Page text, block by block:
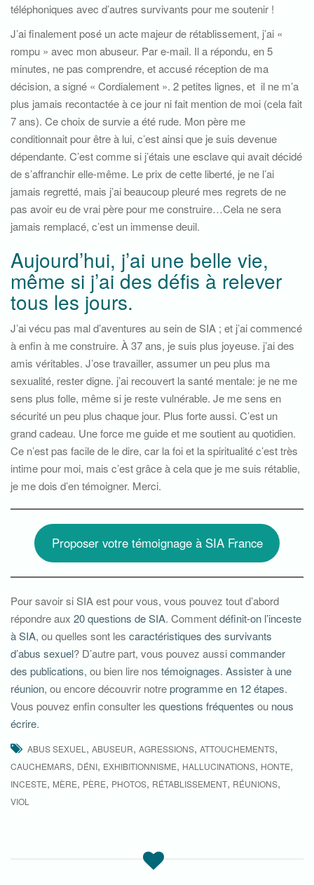
téléphoniques avec d’autres survivants pour me soutenir !
J’ai finalement posé un acte majeur de rétablissement, j’ai «
rompu » avec mon abuseur. Par e-mail. Il a répondu, en 5
minutes, ne pas comprendre, et accusé réception de ma
décision, a signé « Cordialement ». 2 petites lignes, et il ne m’a
plus jamais recontactée à ce jour ni fait mention de moi (cela fait
7 ans). Ce choix de survie a été rude. Mon père me
conditionnait pour être à lui, c’est ainsi que je suis devenue
dépendante. C’est comme si j’étais une esclave qui avait décidé
de s’affranchir elle-même. Le prix de cette liberté, je ne l’ai
jamais regretté, mais j’ai beaucoup pleuré mes regrets de ne
pas avoir eu de vrai père pour me construire…Cela ne sera
jamais remplacé, c’est un immense deuil.
Aujourd’hui, j’ai une belle vie,
même si j’ai des défis à relever
tous les jours.
J’ai vécu pas mal d’aventures au sein de SIA ; et j’ai commencé
à enfin à me construire. À 37 ans, je suis plus joyeuse. j’ai des
amis véritables. J’ose travailler, assumer un peu plus ma
sexualité, rester digne. j’ai recouvert la santé mentale: je ne me
sens plus folle, même si je reste vulnérable. Je me sens en
sécurité un peu plus chaque jour. Plus forte aussi. C’est un
grand cadeau. Une force me guide et me soutient au quotidien.
Ce n’est pas facile de le dire, car la foi et la spiritualité c’est très
intime pour moi, mais c’est grâce à cela que je me suis rétablie,
je me dois d’en témoigner. Merci.
Proposer votre témoignage à SIA France
Pour savoir si SIA est pour vous, vous pouvez tout d’abord
répondre aux 20 questions de SIA. Commentdéfinit-on l’inceste
à SIA, ou quelles sont les caractéristiques des survivants
d’abus sexuel? D’autre part, vous pouvez aussicommander
des publications, ou bien lire nos témoignages. Assister à une
réunion, ou encore découvrir notreprogramme en 12 étapes.
Vous pouvez enfin consulter les questions fréquentes ou nous
écrire.
ABUS SEXUEL , ABUSEUR, AGRESSIONS, ATTOUCHEMENTS,
CAUCHEMARS, DÉNI, EXHIBITIONNISME, HALLUCINATIONS, HONTE,
INCESTE, MÈRE, PÈRE, PHOTOS, RÉTABLISSEMENT, RÉUNIONS,
VIOL